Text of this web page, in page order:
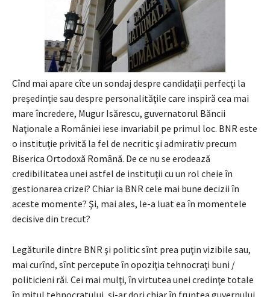
Cînd mai apare cîte un sondaj despre candidaţii perfecţi la
preşedinţie sau despre personalităţile care inspiră cea mai
mare încredere, Mugur Isărescu, guvernatorul Băncii
Naţionale a României iese invariabil pe primul loc. BNR este
o instituţie privită la fel de necritic şi admirativ precum
Biserica Ortodoxă Română. De ce nu se erodează
credibilitatea unei astfel de instituţii cu un rol cheie în
gestionarea crizei? Chiar ia BNR cele mai bune decizii în
aceste momente? Şi, mai ales, le-a luat ea în momentele
decisive din trecut?
Legăturile dintre BNR şi politic sînt prea puţin vizibile sau,
mai curînd, sînt percepute în opoziţia tehnocraţi buni /
politicieni răi. Cei mai mulţi, în virtutea unei credinţe totale
în mitul tehnocratului, şi-ar dori chiar în fruntea guvernului